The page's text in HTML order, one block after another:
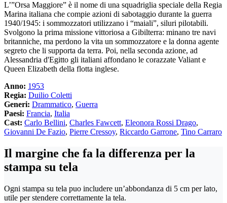
L’”Orsa Maggiore” è il nome di una squadriglia speciale della Regia
Marina italiana che compie azioni di sabotaggio durante la guerra
1940/1945: i sommozzatori utilizzano i “maiali”, siluri pilotabili.
Svolgono la prima missione vittoriosa a Gibilterra: minano tre navi
britanniche, ma perdono la vita un sommozzatore e la donna agente
segreto che li supporta da terra. Poi, nella seconda azione, ad
Alessandria d'Egitto gli italiani affondano le corazzate Valiant e
Queen Elizabeth della flotta inglese.
Anno: 1953
Regia: Duilio Coletti
Generi: Drammatico, Guerra
Paesi: Francia, Italia
Cast: Carlo Bellini, Charles Fawcett, Eleonora Rossi Drago,
Giovanni De Fazio, Pierre Cressoy, Riccardo Garrone, Tino Carraro
Il margine che fa la differenza per la
stampa su tela
Ogni stampa su tela puo includere un’abbondanza di 5 cm per lato,
utile per stendere correttamente la tela.